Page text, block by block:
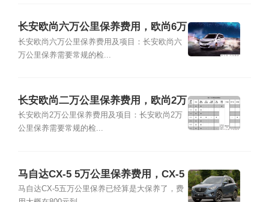
长安欧尚六万公里保养费用，欧尚6万
公里保养项目
长安欧尚六万公里保养费用及项目：长安欧尚六
万公里保养需要常规的检...
长安欧尚二万公里保养费用，欧尚2万
公里保养项目
长安欧尚2万公里保养费用及项目：长安欧尚2万
公里保养需要常规的检...
马自达CX-5 5万公里保养费用，CX-5
五万公里保养项目
马自达CX-5五万公里保养已经算是大保养了，费